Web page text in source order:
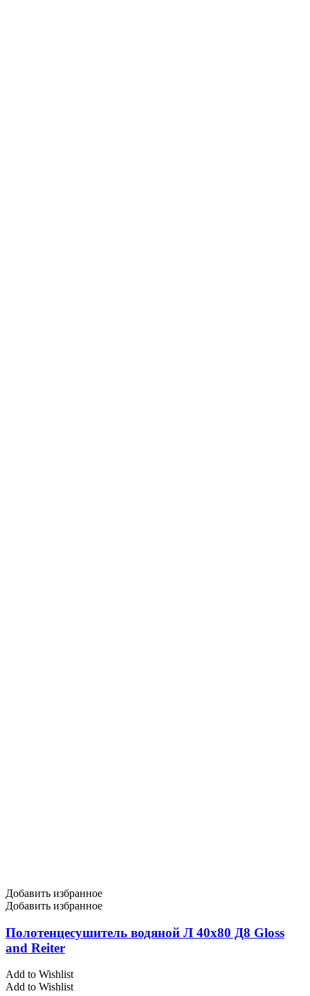
Добавить избранное
Добавить избранное
Полотенцесушитель водяной Л 40х80 Д8 Gloss
and Reiter
Add to Wishlist
Add to Wishlist